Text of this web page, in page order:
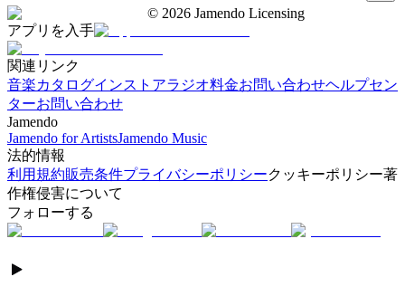
© 2026 Jamendo Licensing
アプリを入手
関連リンク
音楽カタログインストアラジオ料金お問い合わせヘルプセン
ターお問い合わせ
Jamendo
Jamendo for ArtistsJamendo Music
法的情報
利用規約販売条件プライバシーポリシークッキーポリシー著
作権侵害について
フォローする